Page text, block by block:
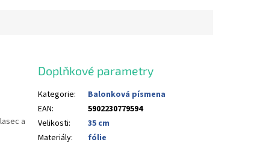
a
Doplňkové parametry
Kategorie:
Balonková písmena
EAN:
5902230779594
Velikosti:
35 cm
Materiály:
fólie